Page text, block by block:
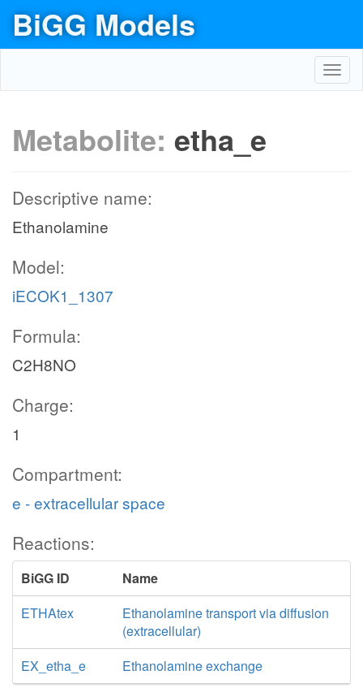
BiGG Models
Metabolite: etha_e
Descriptive name:
Ethanolamine
Model:
iECOK1_1307
Formula:
C2H8NO
Charge:
1
Compartment:
e - extracellular space
Reactions:
BiGG ID
Name
ETHAtex
Ethanolamine transport via diffusion
(extracellular)
EX_etha_e
Ethanolamine exchange